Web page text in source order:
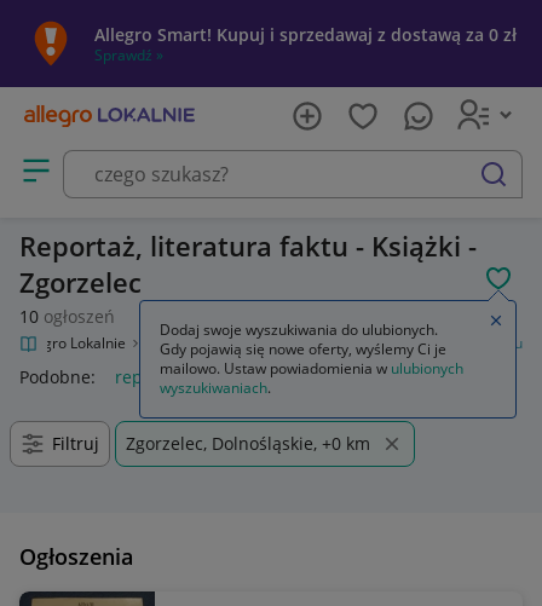
Allegro Smart! Kupuj i sprzedawaj z dostawą za 0 zł
Sprawdź »
Otwórz menu z kategoriami
szukaj
Reportaż, literatura faktu - Książki -
Zgorzelec
10 ogłoszeń
Allegro Lokalnie Kultura i rozrywka Książki Reportaż, literatura faktu
Podobne: reportaż literatura faktu
Filtruj Zgorzelec, Dolnośląskie, +0 km
Ogłoszenia
Dodaj swoje wyszukiwania do ulubionych.
Gdy pojawią się nowe oferty, wyślemy Ci je
mailowo. Ustaw powiadomienia w ulubionych
wyszukiwaniach.